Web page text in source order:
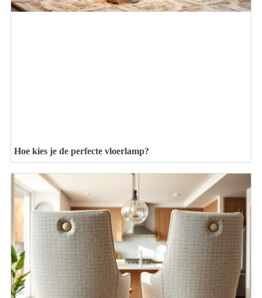
Hoe kies je de perfecte vloerlamp?